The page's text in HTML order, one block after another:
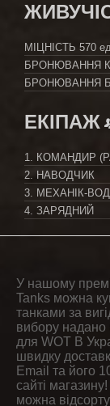
МІЦНІСТЬ 570
БРОНЮВАННЯ
БРОНЮВАННЯ
ЕКІПАЖ
1. КОМАНДИР
2. НАВОДЧИК
3. МЕХАНІК-
4. ЗАРЯДНИЙ
У нашому
Tanks можна
танками за
вибору надано
для WOT В
швидку
Email та його
сайті магазину!
можна